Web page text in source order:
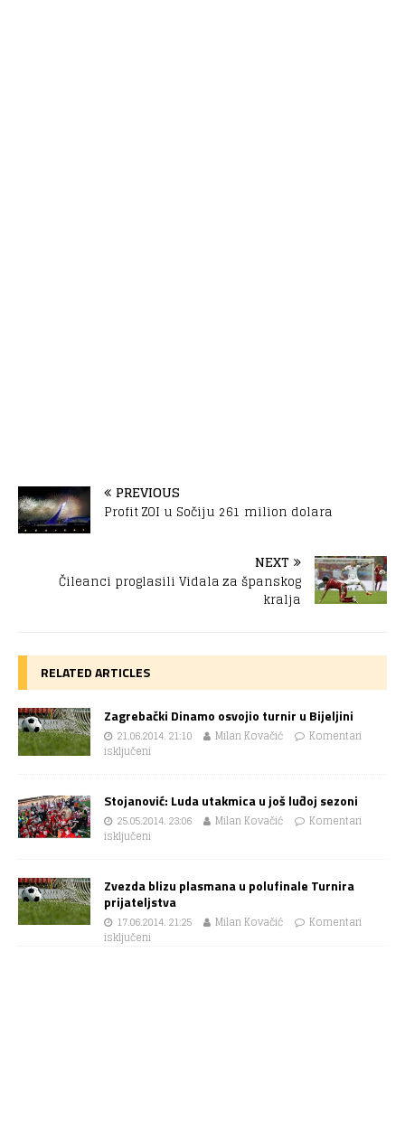
PREVIOUS
Profit ZOI u Sočiju 261 milion dolara
NEXT
Čileanci proglasili Vidala za španskog
kralja
RELATED ARTICLES
Zagrebački Dinamo osvojio turnir u Bijeljini
21.06.2014. 21:10 Milan Kovačić
Komentari
isključeni
Stojanović: Luda utakmica u još luđoj sezoni
25.05.2014. 23:06 Milan Kovačić
Komentari
isključeni
Zvezda blizu plasmana u polufinale Turnira
prijateljstva
17.06.2014. 21:25 Milan Kovačić
Komentari
isključeni